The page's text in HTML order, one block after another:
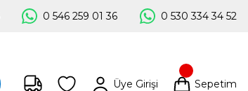
0 546 259 01 36 0 530 334 34 52
Üye Girişi Sepetim